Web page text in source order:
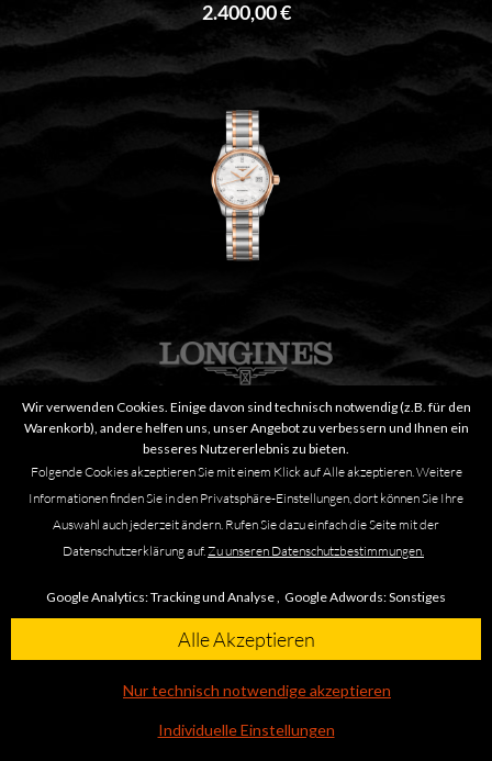
2.400,00 €
The Longines Master Collection L2.257.5.89.7
3.650,00 €
Wir verwenden Cookies. Einige davon sind technisch notwendig (z.B. für den
Warenkorb), andere helfen uns, unser Angebot zu verbessern und Ihnen ein
besseres Nutzererlebnis zu bieten.
Folgende Cookies akzeptieren Sie mit einem Klick auf Alle akzeptieren. Weitere
Informationen finden Sie in den Privatsphäre-Einstellungen, dort können Sie Ihre
Auswahl auch jederzeit ändern. Rufen Sie dazu einfach die Seite mit der
Datenschutzerklärung auf.Zu unseren Datenschutzbestimmungen.
Google Analytics:Tracking und Analyse , Google Adwords:Sonstiges
Individuelle Einstellungen
Nur technisch notwendige akzeptieren
Alle Akzeptieren